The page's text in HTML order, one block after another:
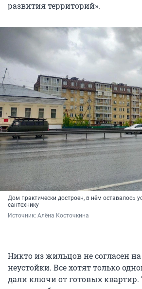
развития территорий».
Дом практически достроен, в нём оставалось
сантехнику
Источник: Алёна Косточкина
Никто из жильцов не согласен
неустойки. Все хотят только
дали ключи от готовых квартир.